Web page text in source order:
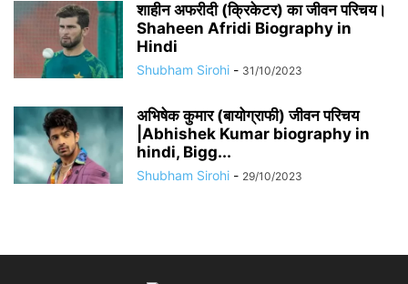
शाहीन अफरीदी (क्रिकेटर) का जीवन परिचय।
Shaheen Afridi Biography in
Hindi
Shubham Sirohi - 31/10/2023
अभिषेक कुमार (बायोग्राफी) जीवन परिचय
|Abhishek Kumar biography in
hindi, Bigg...
Shubham Sirohi - 29/10/2023